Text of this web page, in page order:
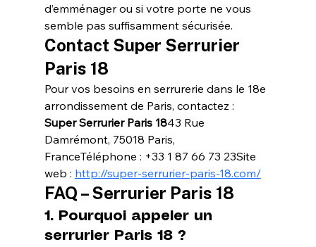
d’emménager ou si votre porte ne vous
semble pas suffisamment sécurisée.
Contact Super Serrurier
Paris 18
Pour vos besoins en serrurerie dans le 18e
arrondissement de Paris, contactez :
Super Serrurier Paris 1843 Rue
Damrémont, 75018 Paris,
FranceTéléphone : +33 1 87 66 73 23Site
web : http://super-serrurier-paris-18.com/
FAQ – Serrurier Paris 18
1. Pourquoi appeler un
serrurier Paris 18 ?